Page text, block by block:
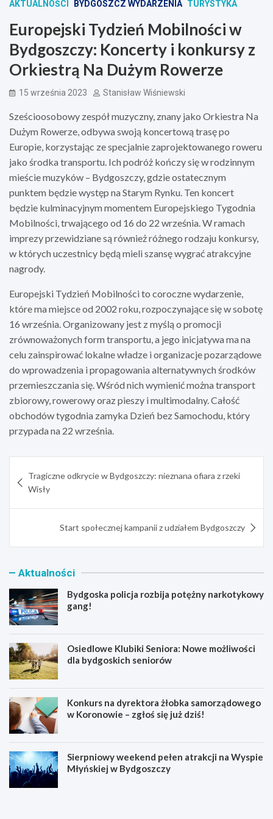
AKTUALNOŚCI BYDGOSZCZ WYDARZENIA TURYSTYKA
Europejski Tydzień Mobilności w
Bydgoszczy: Koncerty i konkursy z
Orkiestrą Na Dużym Rowerze
15 września 2023 Stanisław Wiśniewski
Sześcioosobowy zespół muzyczny, znany jako Orkiestra Na
Dużym Rowerze, odbywa swoją koncertową trasę po
Europie, korzystając ze specjalnie zaprojektowanego roweru
jako środka transportu. Ich podróż kończy się w rodzinnym
mieście muzyków – Bydgoszczy, gdzie ostatecznym
punktem będzie występ na Starym Rynku. Ten koncert
będzie kulminacyjnym momentem Europejskiego Tygodnia
Mobilności, trwającego od 16 do 22 września. W ramach
imprezy przewidziane są również różnego rodzaju konkursy,
w których uczestnicy będą mieli szansę wygrać atrakcyjne
nagrody.
Europejski Tydzień Mobilności to coroczne wydarzenie,
które ma miejsce od 2002 roku, rozpoczynające się w sobotę
16 września. Organizowany jest z myślą o promocji
zrównoważonych form transportu, a jego inicjatywa ma na
celu zainspirować lokalne władze i organizacje pozarządowe
do wprowadzenia i propagowania alternatywnych środków
przemieszczania się. Wśród nich wymienić można transport
zbiorowy, rowerowy oraz pieszy i multimodalny. Całość
obchodów tygodnia zamyka Dzień bez Samochodu, który
przypada na 22 września.
wpisu
Tragiczne odkrycie w Bydgoszczy: nieznana ofiara z rzeki
Wisły
Start społecznej kampanii z udziałem Bydgoszczy
Aktualności
Bydgoska policja rozbija potężny narkotykowy
gang!
Osiedlowe Klubiki Seniora: Nowe możliwości
dla bydgoskich seniorów
Konkurs na dyrektora żłobka samorządowego
w Koronowie – zgłoś się już dziś!
Sierpniowy weekend pełen atrakcji na Wyspie
Młyńskiej w Bydgoszczy
B
O